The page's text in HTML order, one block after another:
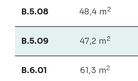
B.5.08 48,4 m 2
B.5.09 47,2 m 2
B.6.01 61,3 m2